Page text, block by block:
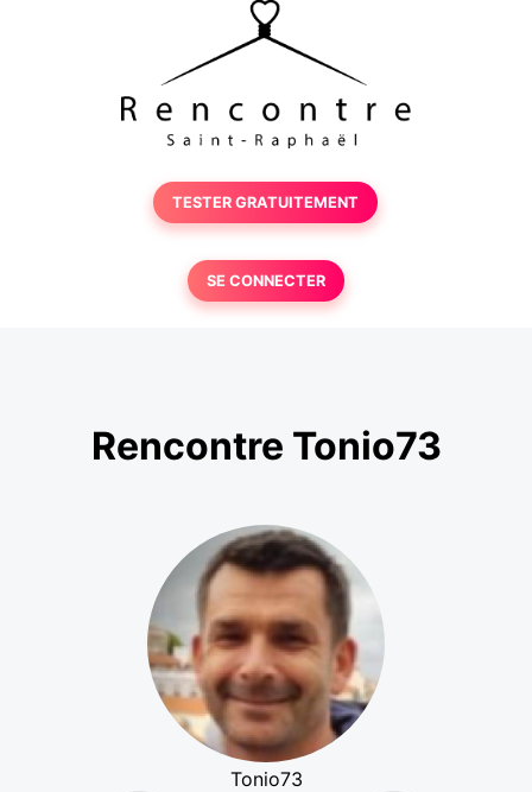
TESTER GRATUITEMENT
SE CONNECTER
Rencontre Tonio73
Tonio73